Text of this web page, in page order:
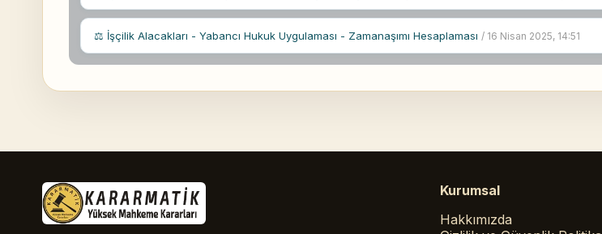
⚖ İşçilik Alacakları - Yabancı Hukuk Uygulaması - Zamanaşımı Hesaplaması / 16 Nisan 2025, 14:51
Kurumsal
Hakkımızda